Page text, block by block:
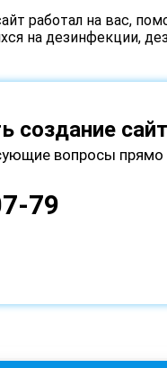
работал на вас,
на дезинфекции,
создание
вопросы прямо
79